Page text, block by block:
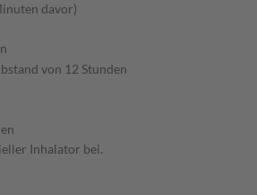
davor)
von 12 Stunden
Inhalator bei.